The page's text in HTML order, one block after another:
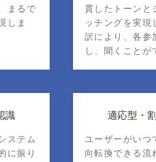
まるで
しま
貫したトーンと
ッチングを実現
訳により、各参
し、聞くことが
識
ステム
に振り
適応型・
ユーザーがいつ
向転換できる流